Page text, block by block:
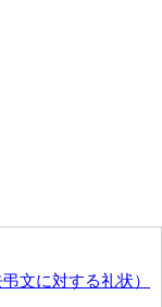
文に対する礼状）